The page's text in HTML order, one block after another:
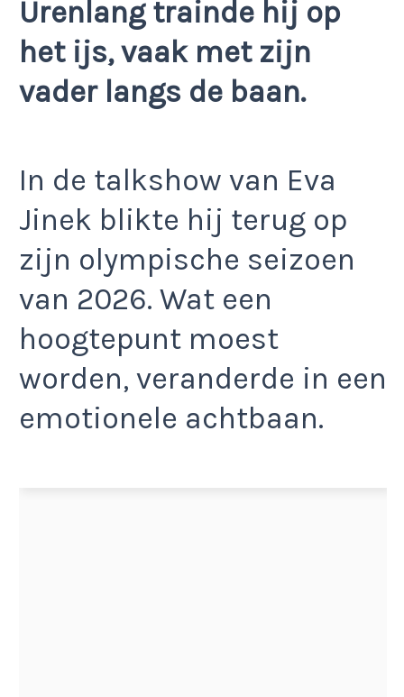
Urenlang trainde hij op
het ijs, vaak met zijn
vader langs de baan.
In de talkshow van Eva
Jinek blikte hij terug op
zijn olympische seizoen
van 2026. Wat een
hoogtepunt moest
worden, veranderde in een
emotionele achtbaan.